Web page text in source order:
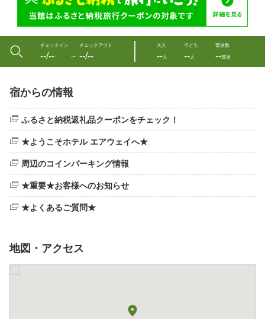
チェックイン
--/-- 〜
チェックアウト
--/--
大人
--人
子ども
--人
部屋数
--部屋
宿からの情報
ふるさと納税返礼品クーポンをチェック！
★ようこそホテル エアウェイへ★
周辺のコインパーキング情報
★重要★お客様へのお知らせ
★よくあるご質問★
地図・アクセス